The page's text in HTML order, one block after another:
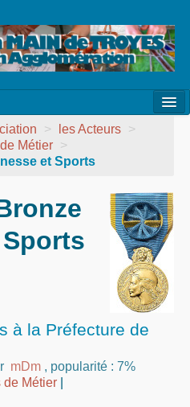
> les Acteurs >
Métier >
et Sports
à la Préfecture de
mDm , popularité : 7%
de Métier